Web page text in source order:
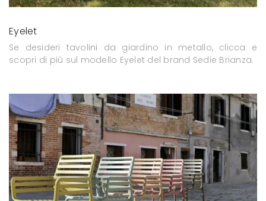
Eyelet
Se desideri tavolini da giardino in metallo, clicca e
scopri di più sul modello Eyelet del brand Sedie Brianza.